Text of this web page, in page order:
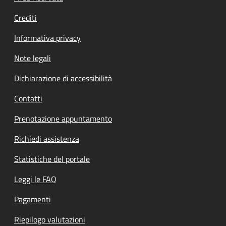
Crediti
Informativa privacy
Note legali
Dichiarazione di accessibilità
Contatti
Prenotazione appuntamento
Richiedi assistenza
Statistiche del portale
Leggi le FAQ
Pagamenti
Riepilogo valutazioni